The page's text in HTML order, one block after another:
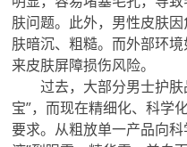
肤问题。此外，男性皮肤
肤暗沉、粗糙。而外部环
来皮肤屏障损伤风险。
过去，大部分男士护
宝”，而现在精细化、科学
要求。从粗放单一产品向